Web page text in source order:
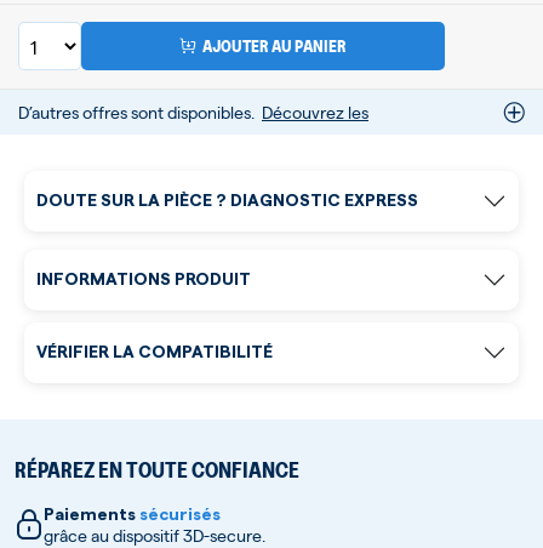
AJOUTER AU PANIER
D’autres offres sont disponibles. Découvrez les
DOUTE SUR LA PIÈCE ? DIAGNOSTIC EXPRESS
INFORMATIONS PRODUIT
RÉPAREZ EN TOUTE CONFIANCE
Paiements sécurisés
grâce au dispositif 3D-secure.
VÉRIFIER LA COMPATIBILITÉ